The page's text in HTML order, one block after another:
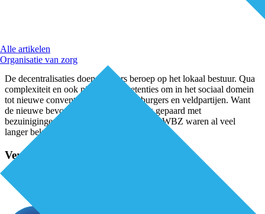
Alle artikelen
Organisatie van zorg
De decentralisaties doen een fors beroep op het lokaal bestuur. Qua
complexiteit en ook nieuwe competenties om in het sociaal domein
tot nieuwe conventies te komen met burgers en veldpartijen. Want
de nieuwe bevoegdheden gaan ook nog gepaard met
bezuinigingen.De stijgende kosten in de AWBZ waren al veel
langer bekend,
Verder lezen?